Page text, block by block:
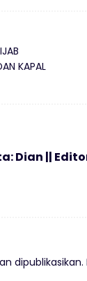
KAPAL
Dian ||
dipublikasikan.